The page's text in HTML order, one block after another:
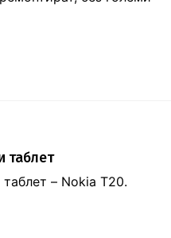
таблет
– Nokia T20.